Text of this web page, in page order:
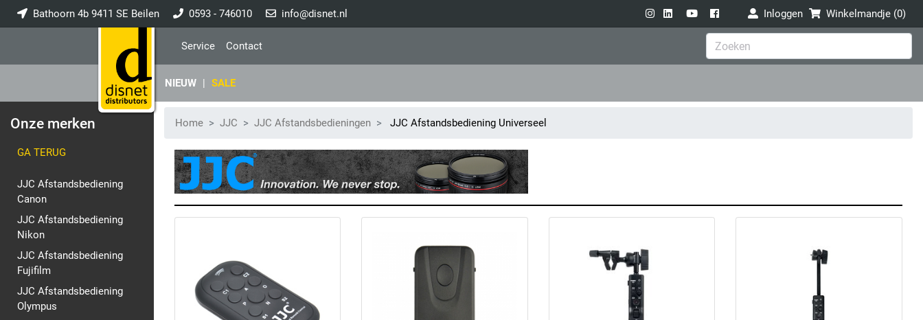
Bathoorn 4b 9411 SE Beilen 0593 - 746010 info@disnet.nl Inloggen Winkelmandje (0)
Service Contact
NIEUW | SALE
Onze merken
GA TERUG
JJC Afstandsbediening
Canon
JJC Afstandsbediening
Nikon
JJC Afstandsbediening
Fujifilm
JJC Afstandsbediening
Olympus
Home JJC JJC Afstandsbedieningen JJC Afstandsbediening Universeel